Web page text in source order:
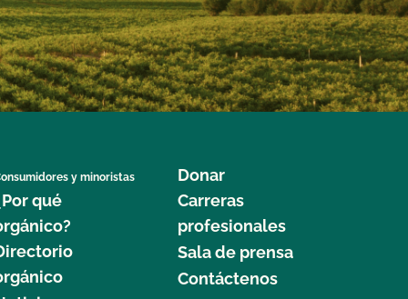
y minoristas
qué
Donar
Carreras
profesionales
Sala de prensa
Contáctenos